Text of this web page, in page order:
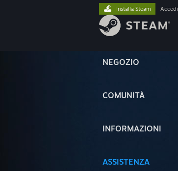
NEGOZIO
COMUNITÀ
INFORMAZIONI
ASSISTENZA
Installa Steam Accedi